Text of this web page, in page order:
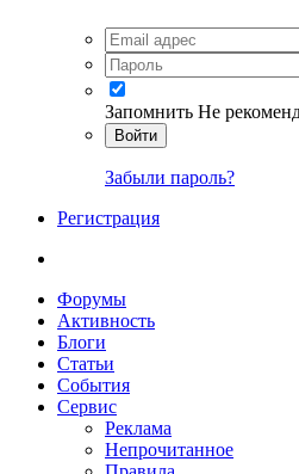
Запомнить Не
Войти
Забыли пароль?
Регистрация
Форумы
Активность
Блоги
Статьи
События
Сервис
Реклама
Непрочитанное